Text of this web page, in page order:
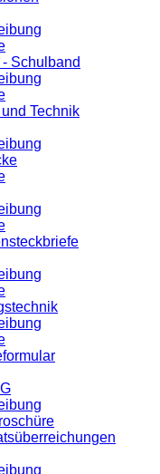
Schulband
Technik